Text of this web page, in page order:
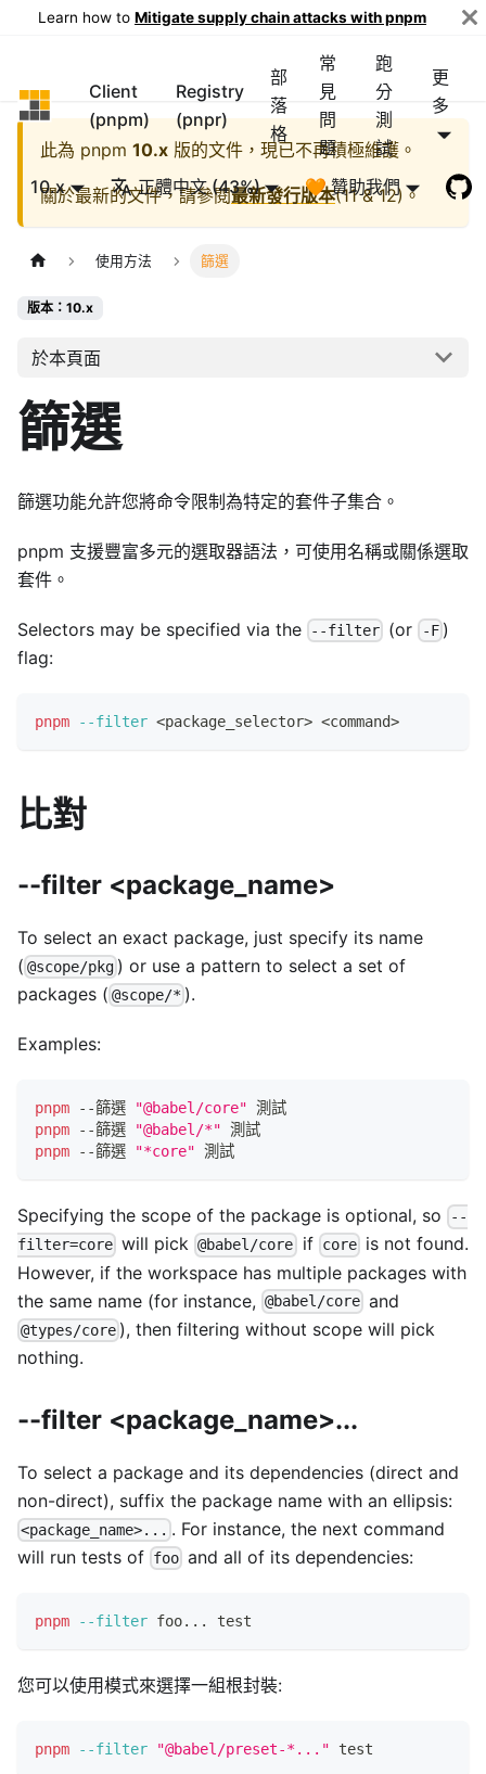
Learn how to Mitigate supply chain attacks with pnpm
pnpm
Client
(pnpm)
Registry
(pnpr)
部
落
格
常
見
問
題
跑
分
測
試
更
多
10.x 正體中文 (43%) 🧡 贊助我們
此為 pnpm 10.x 版的文件，現已不再積極維護。
關於最新的文件，請參閱最新發行版本(11 & 12)。
使用方法 篩選
版本：10.x
於本頁面
篩選
篩選功能允許您將命令限制為特定的套件子集合。
pnpm 支援豐富多元的選取器語法，可使用名稱或關係選取
套件。
Selectors may be specified via the --filter (or -F)
flag:
pnpm --filter <package_selector> <command>
比對
--filter <package_name>
To select an exact package, just specify its name
( @scope/pkg ) or use a pattern to select a set of
packages ( @scope/* ).
Examples:
pnpm --篩選 "@babel/core" 測試
pnpm --篩選 "@babel/*" 測試
pnpm --篩選 "*core" 測試
Specifying the scope of the package is optional, so
--
filter=core will pick@babel/core if coreis not found.
However, if the workspace has multiple packages with
the same name (for instance, @babel/core and
@types/core ), then filtering without scope will pick
nothing.
--filter <package_name>...
To select a package and its dependencies (direct and
non-direct), suffix the package name with an ellipsis:
<package_name>... . For instance, the next command
will run tests of foo and all of its dependencies:
pnpm --filter foo.. . test
您可以使用模式來選擇一組根封裝:
pnpm --filter "@babel/preset-*..." test